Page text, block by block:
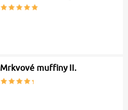
Mrkvové muffiny II.